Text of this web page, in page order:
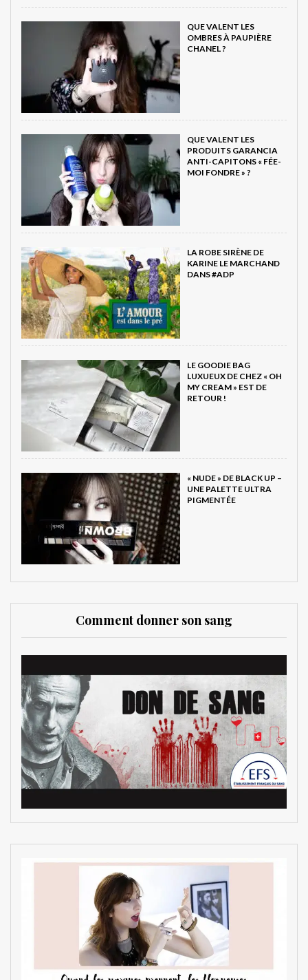
QUE VALENT LES
OMBRES À PAUPIÈRE
CHANEL ?
QUE VALENT LES
PRODUITS GARANCIA
ANTI-CAPITONS « FÉE-
MOI FONDRE » ?
LA ROBE SIRÈNE DE
KARINE LE MARCHAND
DANS #ADP
LE GOODIE BAG
LUXUEUX DE CHEZ « OH
MY CREAM » EST DE
RETOUR !
« NUDE » DE BLACK UP –
UNE PALETTE ULTRA
PIGMENTÉE
Comment donner son sang